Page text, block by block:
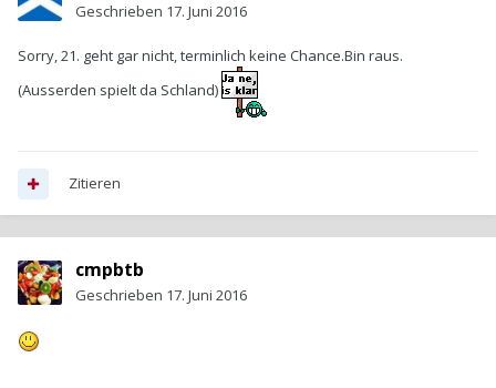
Geschrieben 17. Juni 2016
Sorry, 21. geht gar nicht, terminlich keine Chance.Bin raus.
(Ausserden spielt da Schland)
Zitieren
cmpbtb
Geschrieben 17. Juni 2016